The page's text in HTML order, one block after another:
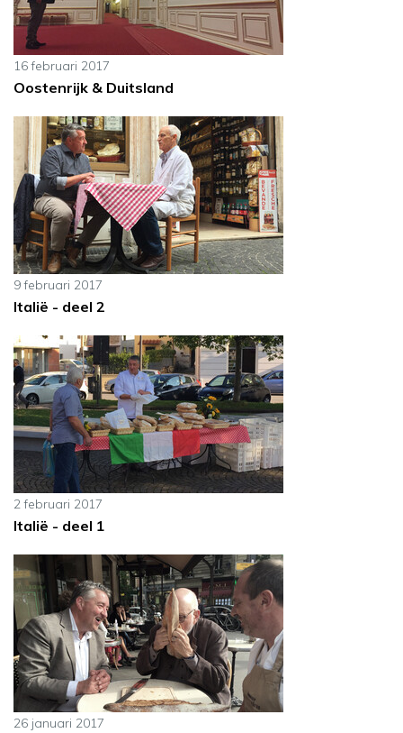
16 februari 2017
Oostenrijk & Duitsland
9 februari 2017
Italië - deel 2
2 februari 2017
Italië - deel 1
26 januari 2017